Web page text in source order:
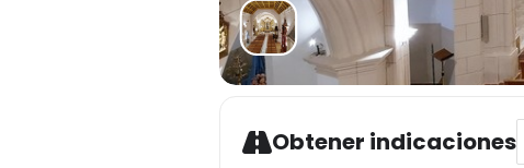
Obtener indicaciones